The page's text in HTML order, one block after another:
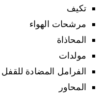
تكيف
مرشحات الهواء
المحاذاة
مولدات
الفرامل المضادة للقفل
المحاور